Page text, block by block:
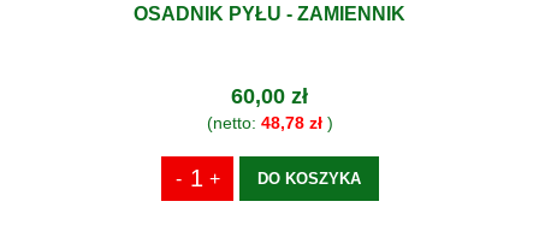
OSADNIK PYŁU - ZAMIENNIK
60,00 zł
(netto: 48,78 zł)
DO KOSZYKA